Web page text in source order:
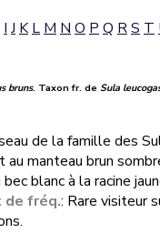
I J K L M N O P Q RS T
bruns. Taxon fr. de Sula
de la famille des
au manteau brun
blanc à la racine
fréq.: Rare visiteur